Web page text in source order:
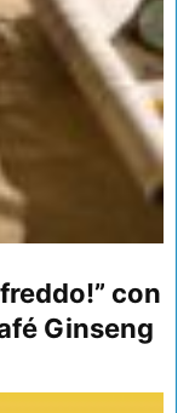
con
Ginseng